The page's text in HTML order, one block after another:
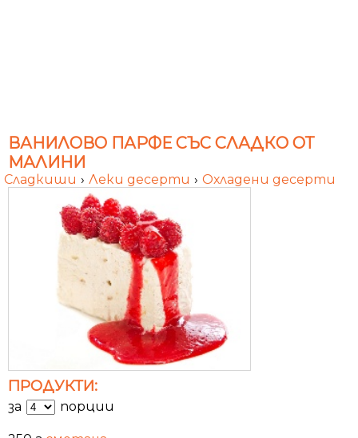
ВАНИЛОВО ПАРФЕ СЪС СЛАДКО ОТ
МАЛИНИ
Сладкиши › Леки десерти › Охладени десерти
ПРОДУКТИ:
за порции